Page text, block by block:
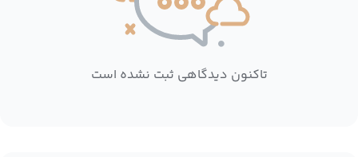
تاکنون دیدگاهی ثبت نشده است